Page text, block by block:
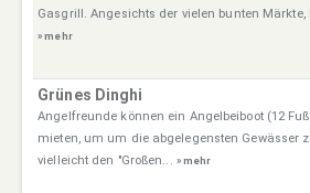
Gasgrill. Angesichts der vielen bunten Märkte,
» mehr
Grünes Dinghi
Angelfreunde können ein Angelbeiboot (12
mieten, um um die abgelegensten Gewässer
vielleicht den "Großen... » mehr